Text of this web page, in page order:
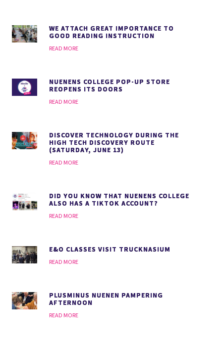
WE ATTACH GREAT IMPORTANCE TO
GOOD READING INSTRUCTION
READ MORE
NUENENS COLLEGE POP-UP STORE
REOPENS ITS DOORS
READ MORE
DISCOVER TECHNOLOGY DURING THE
HIGH TECH DISCOVERY ROUTE
(SATURDAY, JUNE 13)
READ MORE
DID YOU KNOW THAT NUENENS COLLEGE
ALSO HAS A TIKTOK ACCOUNT?
READ MORE
E&O CLASSES VISIT TRUCKNASIUM
READ MORE
PLUSMINUS NUENEN PAMPERING
AFTERNOON
READ MORE